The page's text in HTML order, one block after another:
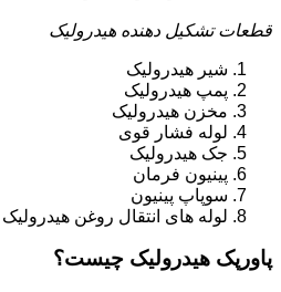
قطعات تشکیل دهنده هیدرولیک
شیر هیدرولیک
پمپ هیدرولیک
مخزن هیدرولیک
لوله فشار قوی
جک هیدرولیک
پینیون فرمان
سوپاپ پینیون
لوله های انتقال روغن هیدرولیک
پاورپک هیدرولیک چیست؟